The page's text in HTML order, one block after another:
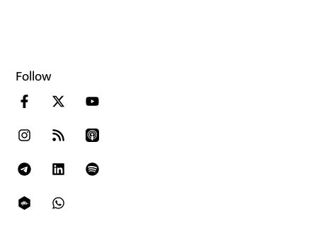
Follow